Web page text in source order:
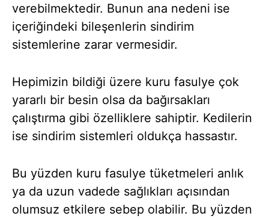
verebilmektedir. Bunun ana nedeni ise
içeriğindeki bileşenlerin sindirim
sistemlerine zarar vermesidir.
Hepimizin bildiği üzere kuru fasulye çok
yararlı bir besin olsa da bağırsakları
çalıştırma gibi özelliklere sahiptir. Kedilerin
ise sindirim sistemleri oldukça hassastır.
Bu yüzden kuru fasulye tüketmeleri anlık
ya da uzun vadede sağlıkları açısından
olumsuz etkilere sebep olabilir. Bu yüzden